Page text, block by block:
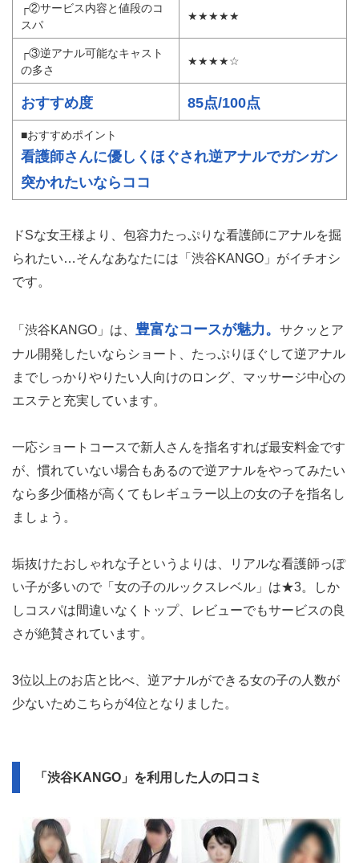
┌②サービス内容と値段のコ
スパ
★★★★★
┌③逆アナル可能なキャスト
の多さ
★★★★☆
おすすめ度 85点/100点
■おすすめポイント
看護師さんに優しくほぐされ逆アナルでガンガン
突かれたいならココ
ドSな女王様より、包容力たっぷりな看護師にアナルを掘
られたい…そんなあなたには「渋谷KANGO」がイチオシ
です。
「渋谷KANGO」は、 豊富なコースが魅力。 サクッとア
ナル開発したいならショート、たっぷりほぐして逆アナル
までしっかりやりたい人向けのロング、マッサージ中心の
エステと充実しています。
一応ショートコースで新人さんを指名すれば最安料金です
が、慣れていない場合もあるので逆アナルをやってみたい
なら多少価格が高くてもレギュラー以上の女の子を指名し
ましょう。
垢抜けたおしゃれな子というよりは、リアルな看護師っぽ
い子が多いので「女の子のルックスレベル」は★3。しか
しコスパは間違いなくトップ、レビューでもサービスの良
さが絶賛されています。
3位以上のお店と比べ、逆アナルができる女の子の人数が
少ないためこちらが4位となりました。
「渋谷KANGO」を利用した人の口コミ